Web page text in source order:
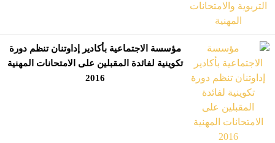
مؤسسة الاجتماعية بأكادير إداوتنان تنظم دورة
تكوينية لفائدة المقبلين على الامتحانات المهنية
2016